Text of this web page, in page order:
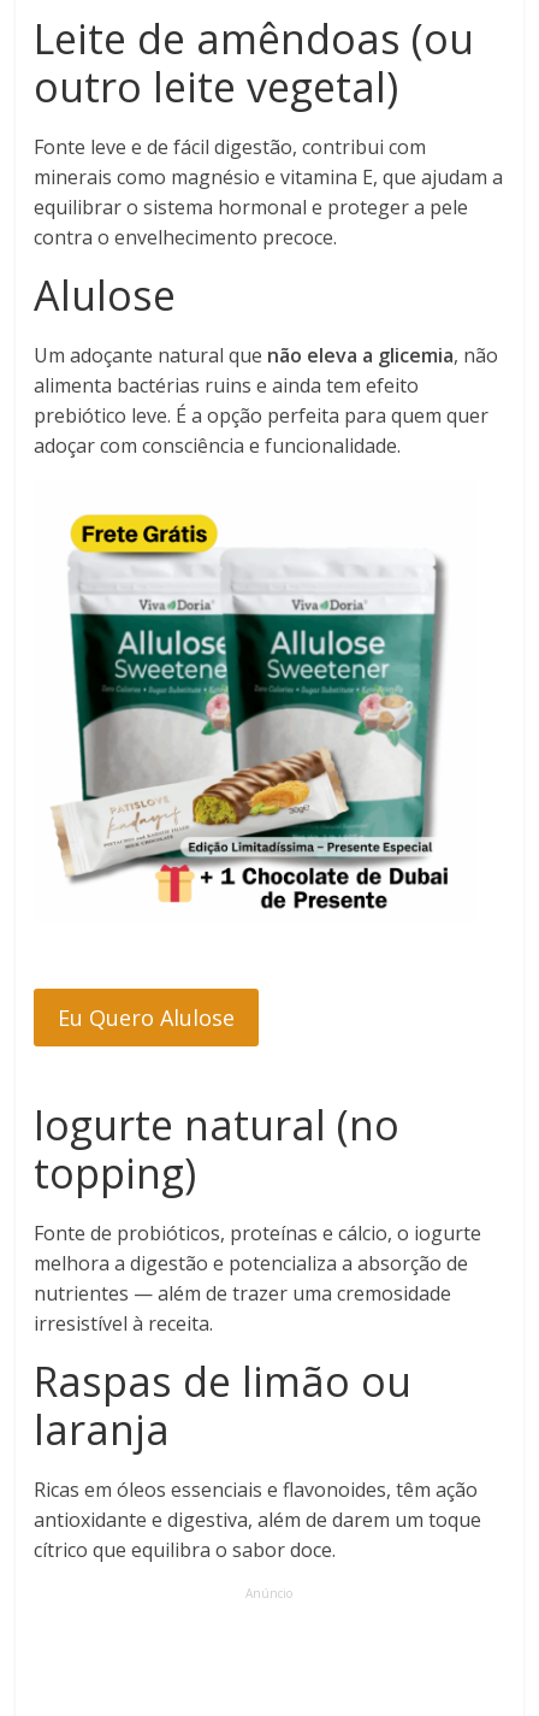
Leite de amêndoas (ou
outro leite vegetal)
Fonte leve e de fácil digestão, contribui com
minerais como magnésio e vitamina E, que ajudam a
equilibrar o sistema hormonal e proteger a pele
contra o envelhecimento precoce.
Alulose
Um adoçante natural que não eleva a glicemia, não
alimenta bactérias ruins e ainda tem efeito
prebiótico leve. É a opção perfeita para quem quer
adoçar com consciência e funcionalidade.
Eu Quero Alulose
Iogurte natural (no
topping)
Fonte de probióticos, proteínas e cálcio, o iogurte
melhora a digestão e potencializa a absorção de
nutrientes — além de trazer uma cremosidade
irresistível à receita.
Raspas de limão ou
laranja
Ricas em óleos essenciais e flavonoides, têm ação
antioxidante e digestiva, além de darem um toque
cítrico que equilibra o sabor doce.
Anúncio